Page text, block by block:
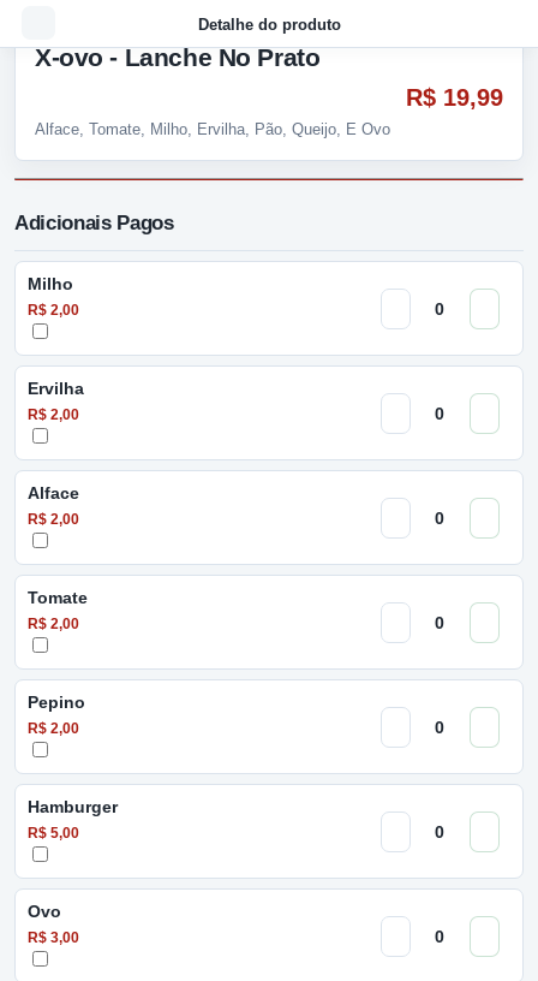
Detalhe do produto
X-ovo - Lanche No Prato
Alface, Tomate, Milho, Ervilha, Pão, Queijo, E Ovo
R$ 19,99
Adicionais Pagos
Milho
R$ 2,00
Ervilha
R$ 2,00
Alface
R$ 2,00
Tomate
R$ 2,00
Pepino
R$ 2,00
Hamburger
R$ 5,00
Ovo
R$ 3,00